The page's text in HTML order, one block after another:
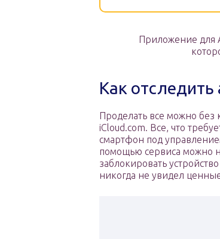
Приложение для
Как
Проделать все можно без
iCloud.com. Все, что
смартфон под
помощью сервиса можно
заблокировать
никогда не увидел